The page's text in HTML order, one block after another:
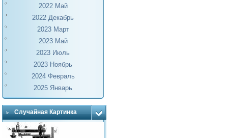
2022 Май
2022 Декабрь
2023 Март
2023 Май
2023 Июль
2023 Ноябрь
2024 Февраль
2025 Январь
Случайная Картинка